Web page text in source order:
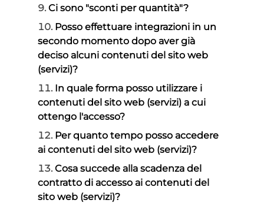
Ci sono "sconti per quantità"?
Posso effettuare integrazioni in un
secondo momento dopo aver già
deciso alcuni contenuti del sito web
(servizi)?
In quale forma posso utilizzare i
contenuti del sito web (servizi) a cui
ottengo l'accesso?
Per quanto tempo posso accedere
ai contenuti del sito web (servizi)?
Cosa succede alla scadenza del
contratto di accesso ai contenuti del
sito web (servizi)?